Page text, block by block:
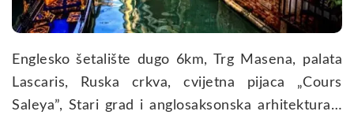
Englesko šetalište dugo 6km, Trg Masena, palata
Lascaris, Ruska crkva, cvijetna pijaca „Cours
Saleya”, Stari grad i anglosaksonska arhitektura…